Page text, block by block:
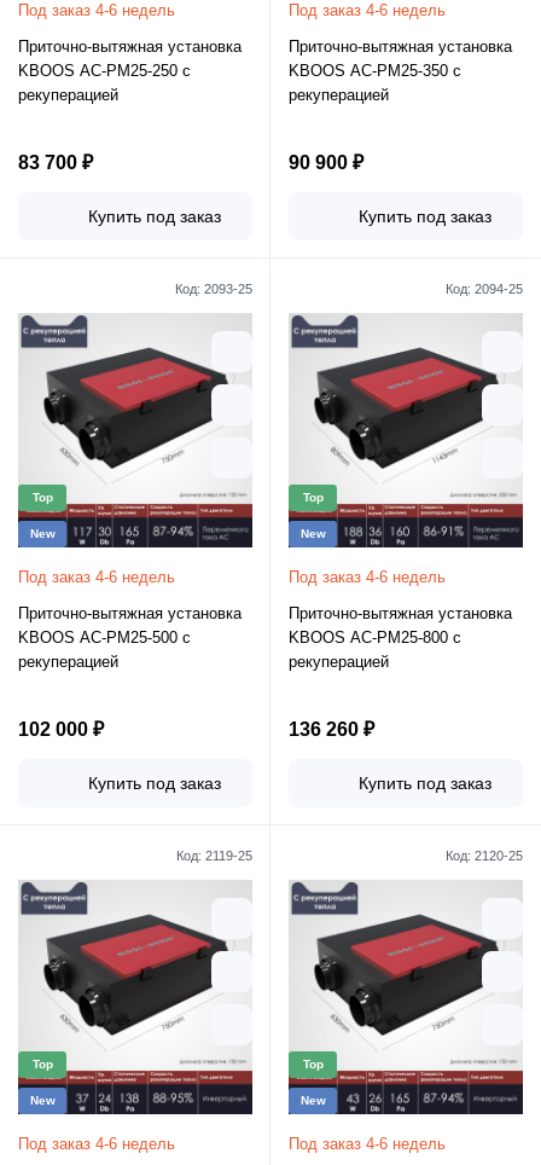
Под заказ 4-6 недель
Приточно-вытяжная установка
KBOOS AC-PM25-250 с
рекуперацией
83 700 ₽
Купить под заказ
Под заказ 4-6 недель
Приточно-вытяжная установка
KBOOS AC-PM25-350 с
рекуперацией
90 900 ₽
Купить под заказ
Код: 2093-25
Top
New
Под заказ 4-6 недель
Приточно-вытяжная установка
KBOOS AC-PM25-500 с
рекуперацией
102 000 ₽
Купить под заказ
Код: 2094-25
Top
New
Под заказ 4-6 недель
Приточно-вытяжная установка
KBOOS AC-PM25-800 с
рекуперацией
136 260 ₽
Купить под заказ
Код: 2119-25
Top
New
Под заказ 4-6 недель
Код: 2120-25
Top
New
Под заказ 4-6 недель